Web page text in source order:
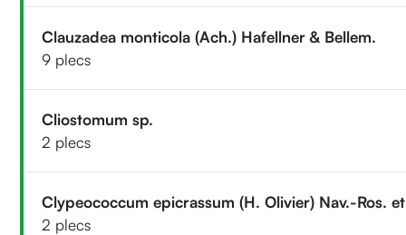
Clauzadea monticola (Ach.) Hafellner & Bellem.
9 plecs
Cliostomum sp.
2 plecs
Clypeococcum epicrassum (H. Olivier) Nav.-Ros.
2 plecs